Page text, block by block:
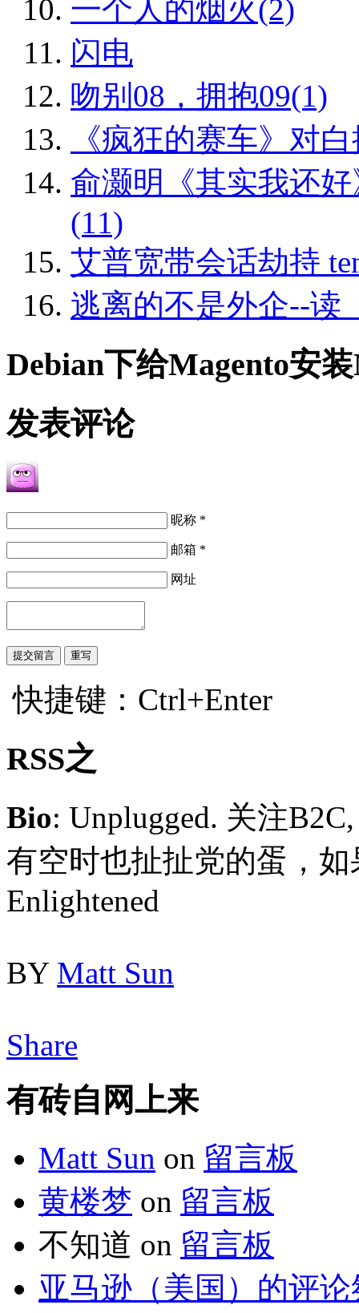
一个人的烟火(2)
闪电
吻别08，拥抱09(1)
《疯狂的赛车》对
俞灏明《其实我还
(11)
艾普宽带会话劫持
逃离的不是外企--读
Debian下给Magento安
发表评论
昵称 *
邮箱 *
网址
快捷键：Ctrl+Enter
RSS之
Bio: Unplugged. 关注
有空时也扯扯党的蛋，如
Enlightened
BY Matt Sun
Share
有砖自网上来
Matt Sun on 留言板
黄楼梦 on 留言板
不知道 on 留言板
亚马逊（美国）的评